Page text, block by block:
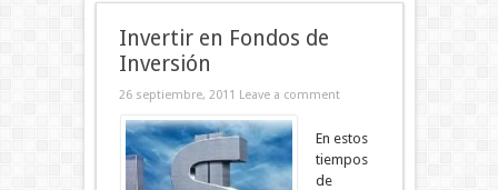
Invertir en Fondos de
Inversión
26 septiembre, 2011 Leave a comment
En estos
tiempos
de